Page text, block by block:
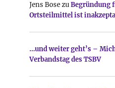
Jens BosezuBegründung
Ortsteilmittel ist
…und weiter geht’s –
Verbandstag des TSBV